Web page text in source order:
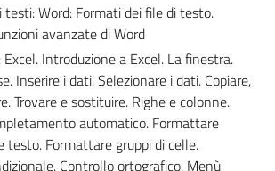
testi: Word: Formati dei file di testo.
avanzate di Word
Excel. Introduzione a Excel. La finestra.
Inserire i dati. Selezionare i dati. Copiare,
Trovare e sostituire. Righe e colonne.
automatico. Formattare
testo. Formattare gruppi di celle.
Controllo ortografico. Menù